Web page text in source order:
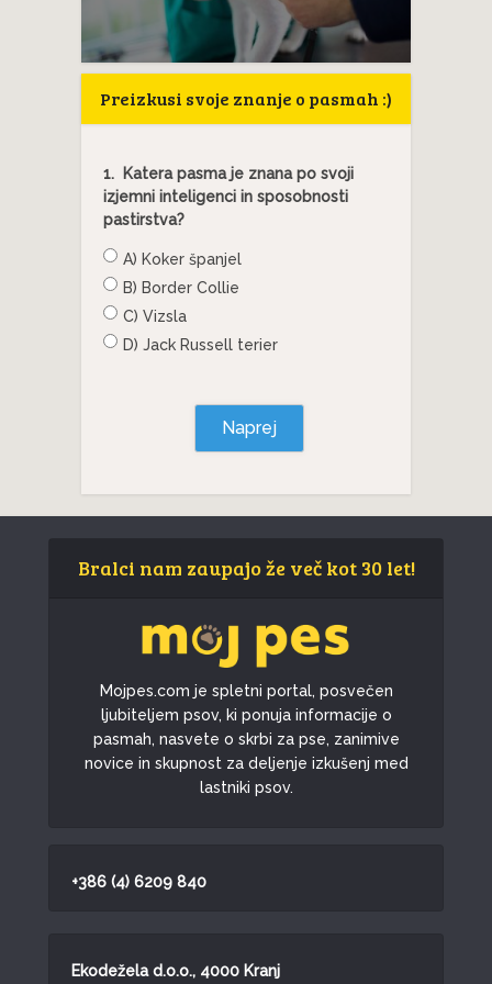
Preizkusi svoje znanje o pasmah :)
1.
Katera pasma je znana po svoji
izjemni inteligenci in sposobnosti
pastirstva?
A) Koker španjel
B) Border Collie
C) Vizsla
D) Jack Russell terier
Naprej
Bralci nam zaupajo že več kot 30 let!
Mojpes.com je spletni portal, posvečen
ljubiteljem psov, ki ponuja informacije o
pasmah, nasvete o skrbi za pse, zanimive
novice in skupnost za deljenje izkušenj med
lastniki psov.
+386 (4) 6209 840
Ekodežela d.o.o., 4000 Kranj